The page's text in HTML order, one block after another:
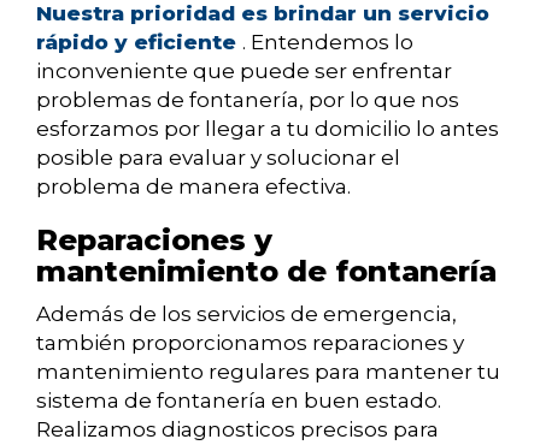
Nuestra prioridad es brindar un servicio
rápido y eficiente . Entendemos lo
inconveniente que puede ser enfrentar
problemas de fontanería, por lo que nos
esforzamos por llegar a tu domicilio lo antes
posible para evaluar y solucionar el
problema de manera efectiva.
Reparaciones y
mantenimiento de fontanería
Además de los servicios de emergencia,
también proporcionamos reparaciones y
mantenimiento regulares para mantener tu
sistema de fontanería en buen estado.
Realizamos diagnosticos precisos para